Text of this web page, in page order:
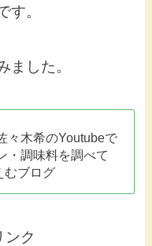
す。
ました。
々木希のYoutubeで
・調味料を調べて
むブログ
ンク